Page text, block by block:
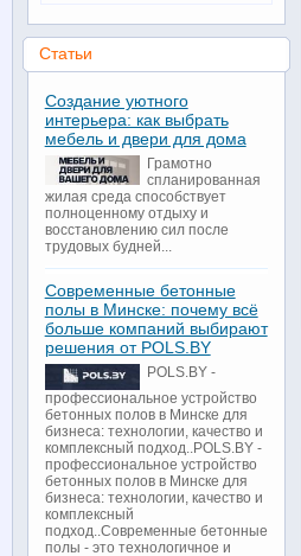
Статьи
Создание уютного
интерьера: как выбрать
мебель и двери для дома
Грамотно
спланированная
жилая среда способствует
полноценному отдыху и
восстановлению сил после
трудовых будней...
Современные бетонные
полы в Минске: почему всё
больше компаний выбирают
решения от POLS.BY
POLS.BY -
профессиональное устройство
бетонных полов в Минске для
бизнеса: технологии, качество и
комплексный подход..POLS.BY -
профессиональное устройство
бетонных полов в Минске для
бизнеса: технологии, качество и
комплексный
подход..Современные бетонные
полы - это технологичное и